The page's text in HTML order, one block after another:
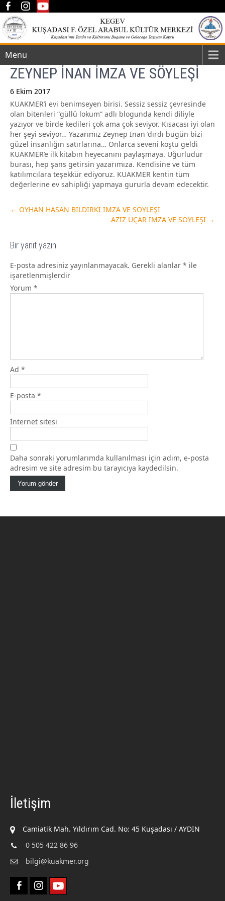
Menu
ZEYNEP İNAN İMZA VE SÖYLEŞİ
6 Ekim 2017
KUAKMER’i evi benimseyen birisi. Sessiz sessiz çevresinde
olan bitenleri “güllü lokum” adlı blogunda kendi diliyle
yazıyor ve birde kedileri çok ama çok seviyor. Kısacası iyi olan
her şeyi seviyor… Yazarımız Zeynep Inan ‘dırdı bugün bizi
güzel insanlığın satırlarına… Onlarca seveni koştu geldi
KUAKMER’e ilk kitabın heyecanını paylaşmaya. Uğurludur
burası, hep şans getirsin yazarımıza. Kendisine ve tüm
katılımcılara teşekkür ediyoruz. KUAKMER kentin tüm
değerlerine ev sahipliği yapmaya gururla devam edecektir.
Post
navigation
← OYHAN HASAN BILDIRKİ İMZA VE SÖYLEŞİ
AZİZ UÇAR İMZA VE SÖYLEŞİ →
Bir yanıt yazın
E-posta adresiniz yayınlanmayacak. Gerekli alanlar * ile
işaretlenmişlerdir
Yorum *
Ad *
E-posta *
İnternet sitesi
Daha sonraki yorumlarımda kullanılması için adım, e-posta
adresim ve site adresim bu tarayıcıya kaydedilsin.
İletişim
Camiatik Mah. Yıldırım Cad. No: 45 Kuşadası / AYDIN
0 505 422 86 96
bilgi@kuakmer.org